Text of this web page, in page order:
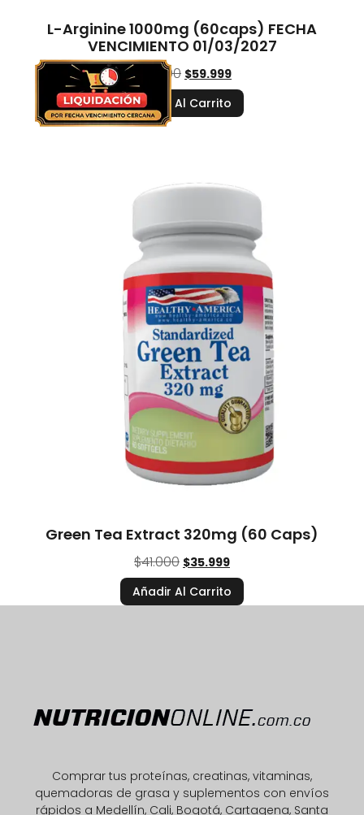
L-Arginine 1000mg (60caps) FECHA
VENCIMIENTO 01/03/2027
$ 77.000 $59.999
Añadir Al Carrito
Green Tea Extract 320mg (60 Caps)
$41.000 $35.999
Añadir Al Carrito
Comprar tus proteínas, creatinas, vitaminas,
quemadoras de grasa y suplementos con envíos
rápidos a Medellín, Cali, Bogotá, Cartagena, Santa